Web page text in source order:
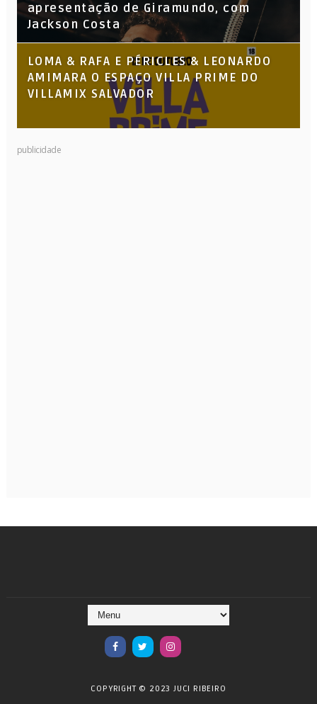
apresentação de Giramundo, com
Jackson Costa
LOMA & RAFA E PÉRICLES & LEONARDO
AMIMARA O ESPAÇO VILLA PRIME DO
VILLAMIX SALVADOR
publicidade
COPYRIGHT © 2023 JUCI RIBEIRO